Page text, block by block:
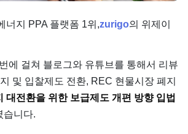
너지 PPA 플랫폼 1위,zurigo의 위제이
에 걸쳐 블로그와 유튜브를 통해서 리뷰
및 입찰제도 전환, REC 현물시장 폐지
대전환을 위한 보급제도 개편 방향 입법
습니다.